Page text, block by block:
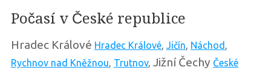
Počasí v České republice
Hradec Králové Hradec Králové, Jičín, Náchod ,
Rychnov nad Kněžnou, Trutnov, Jižní Čechy České